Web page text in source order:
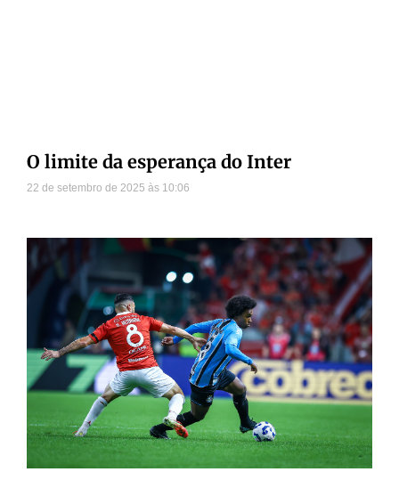
O limite da esperança do Inter
22 de setembro de 2025 10:06